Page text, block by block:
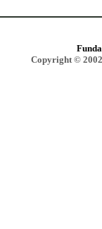
Copyright ©